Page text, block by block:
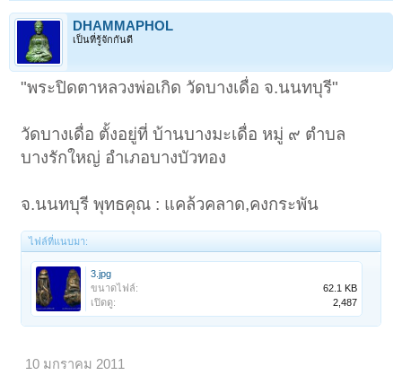
DHAMMAPHOL
เป็นที่รู้จักกันดี
"พระปิดตาหลวงพ่อเกิด วัดบางเดื่อ จ.นนทบุรี"
วัดบางเดื่อ ตั้งอยู่ที่ บ้านบางมะเดื่อ หมู่ ๙ ตำบล
บางรักใหญ่ อำเภอบางบัวทอง
จ.นนทบุรี พุทธคุณ : แคล้วคลาด,คงกระพัน
ไฟล์ที่แนบมา:
3.jpg
ขนาดไฟล์:
62.1 KB
เปิดดู:
2,487
10 มกราคม 2011